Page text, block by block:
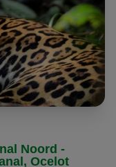
op Maat
lodges, van
vaak op
excursies.
bij het plannen
Pantanal. Of u
wij stellen uw
Noord -
Ocelot